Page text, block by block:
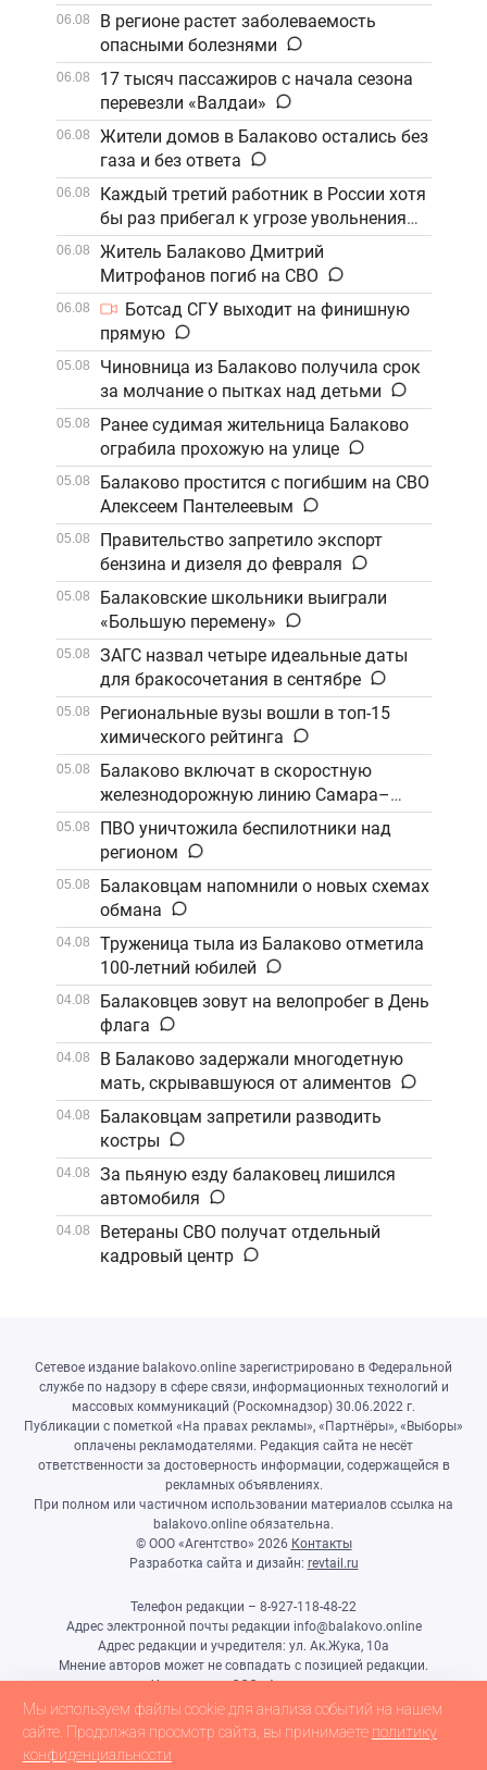
06.08
В регионе растет заболеваемость
опасными болезнями
06.08
17 тысяч пассажиров с начала сезона
перевезли «Валдаи»
06.08
Жители домов в Балаково остались без
газа и без ответа
06.08
Каждый третий работник в России хотя
бы раз прибегал к угрозе увольнения
06.08
Житель Балаково Дмитрий
Митрофанов погиб на СВО
06.08
Ботсад СГУ выходит на финишную
прямую
05.08
Чиновница из Балаково получила срок
за молчание о пытках над детьми
05.08
Ранее судимая жительница Балаково
ограбила прохожую на улице
05.08
Балаково простится с погибшим на СВО
Алексеем Пантелеевым
05.08
Правительство запретило экспорт
бензина и дизеля до февраля
05.08
Балаковские школьники выиграли
«Большую перемену»
05.08
ЗАГС назвал четыре идеальные даты
для бракосочетания в сентябре
05.08
Региональные вузы вошли в топ-15
химического рейтинга
05.08
Балаково включат в скоростную
железнодорожную линию Самара–
Саратов
05.08
ПВО уничтожила беспилотники над
регионом
05.08
Балаковцам напомнили о новых схемах
обмана
04.08
Труженица тыла из Балаково отметила
100-летний юбилей
04.08
Балаковцев зовут на велопробег в День
флага
04.08
В Балаково задержали многодетную
мать, скрывавшуюся от алиментов
04.08
Балаковцам запретили разводить
костры
04.08
За пьяную езду балаковец лишился
автомобиля
04.08
Ветераны СВО получат отдельный
кадровый центр
Сетевое издание balakovo.online зарегистрировано в Федеральной
службе по надзору в сфере связи, информационных технологий и
массовых коммуникаций (Роскомнадзор) 30.06.2022 г.
Публикации с пометкой «На правах рекламы», «Партнёры», «Выборы»
оплачены рекламодателями. Редакция сайта не несёт
ответственности за достоверность информации, содержащейся в
рекламных объявлениях.
При полном или частичном использовании материалов ссылка на
balakovo.online обязательна.
© ООО «Агентство» 2026 Контакты
Разработка сайта и дизайн: revtail.ru
Телефон редакции – 8-927-118-48-22
Адрес электронной почты редакции info@balakovo.online
Адрес редакции и учредителя: ул. Ак.Жука, 10а
Мнение авторов может не совпадать с позицией редакции.
Учредитель: ООО «Агентство»
Гл.редактор Ивлиева Н.Н.
Настоящий ресурс может содержать материалы 18+
Мы используем файлы cookie для анализа событий на нашем
сайте. Продолжая просмотр сайта, вы принимаете политику
конфиденциальности